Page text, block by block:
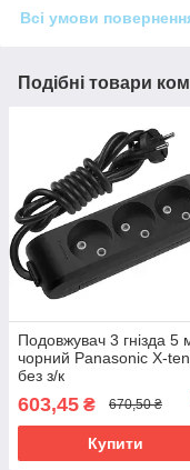
Всі умови
Подібні товари
Подовжувач 3 гнізда 5
чорний Panasonic X-
без з/к
603,45 ₴ 670,50 ₴
Купити